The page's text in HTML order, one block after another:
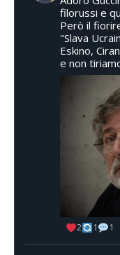
filorussi e
Però il
"Slava
Eskino,
e non
2 1 1